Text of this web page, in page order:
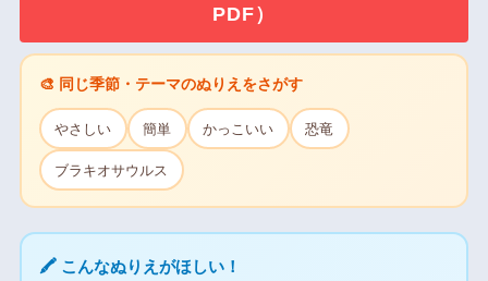
PDF）
🎨 同じ季節・テーマのぬりえをさがす
やさしい 簡単 かっこいい 恐竜
ブラキオサウルス
🖍 こんなぬりえがほしい！